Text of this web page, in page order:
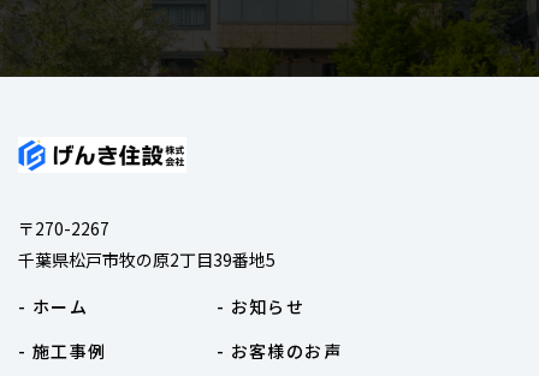
〒270-2267
千葉県松戸市牧の原2丁目39番地5
- ホーム
- 施工事例
- お知らせ
- お客様のお声